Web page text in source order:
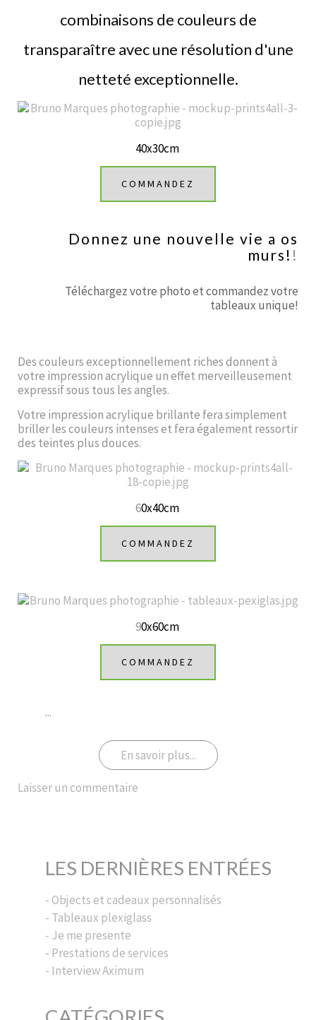
combinaisons de couleurs de
transparaître avec une résolution d'une
netteté exceptionnelle.
40x30cm
COMMANDEZ
Donnez une nouvelle vie a os
murs! !
Téléchargez votre photo et commandez votre
tableaux unique!
Des couleurs exceptionnellement riches donnent à
votre impression acrylique un effet merveilleusement
expressif sous tous les angles.
Votre impression acrylique brillante fera simplement
briller les couleurs intenses et fera également ressortir
des teintes plus douces.
60x40cm
COMMANDEZ
90x60cm
COMMANDEZ
...
En savoir plus...
Laisser un commentaire
LES DERNIÈRES ENTRÉES
- Objects et cadeaux personnalisés
- Tableaux plexiglass
- Je me presente
- Prestations de services
- Interview Aximum